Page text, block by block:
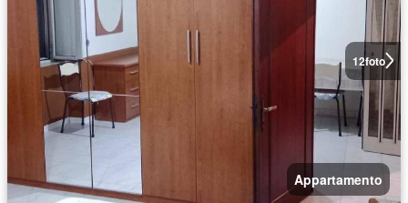
12foto
Appartamento